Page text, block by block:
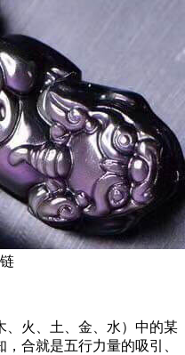
、火、土、金、水）中的某
合就是五行力量的吸引、